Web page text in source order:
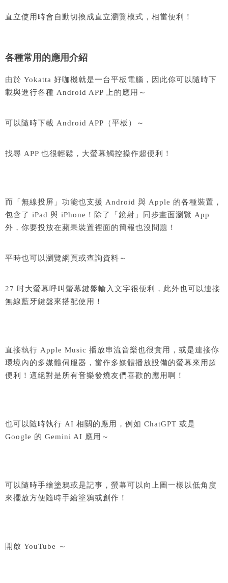
直立使用時會自動切換成直立瀏覽模式，相當便利！
各種常用的應用介紹
由於 Yokatta 好咖機就是一台平板電腦，因此你可以隨時下
載與進行各種 Android APP 上的應用～
可以隨時下載 Android APP（平板）～
找尋 APP 也很輕鬆，大螢幕觸控操作超便利！
而「無線投屏」功能也支援 Android 與 Apple 的各種裝置，
包含了 iPad 與 iPhone！除了「鏡射」同步畫面瀏覽 App
外，你要投放在蘋果裝置裡面的簡報也沒問題！
平時也可以瀏覽網頁或查詢資料～
27 吋大螢幕呼叫螢幕鍵盤輸入文字很便利，此外也可以連接
無線藍牙鍵盤來搭配使用！
直接執行 Apple Music 播放串流音樂也很實用，或是連接你
環境內的多媒體伺服器，當作多媒體播放設備的螢幕來用超
便利！這絕對是所有音樂發燒友們喜歡的應用啊！
也可以隨時執行 AI 相關的應用，例如 ChatGPT 或是
Google 的 Gemini AI 應用～
可以隨時手繪塗鴉或是記事，螢幕可以向上圖一樣以低角度
來擺放方便隨時手繪塗鴉或創作！
開啟 YouTube ～